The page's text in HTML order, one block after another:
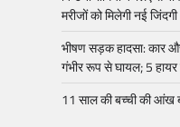
मरीजों को मिलेगी नई जिंदगी
भीषण सड़क हादसा: कार
गंभीर रूप से घायल; 5
11 साल की बच्ची की आंख